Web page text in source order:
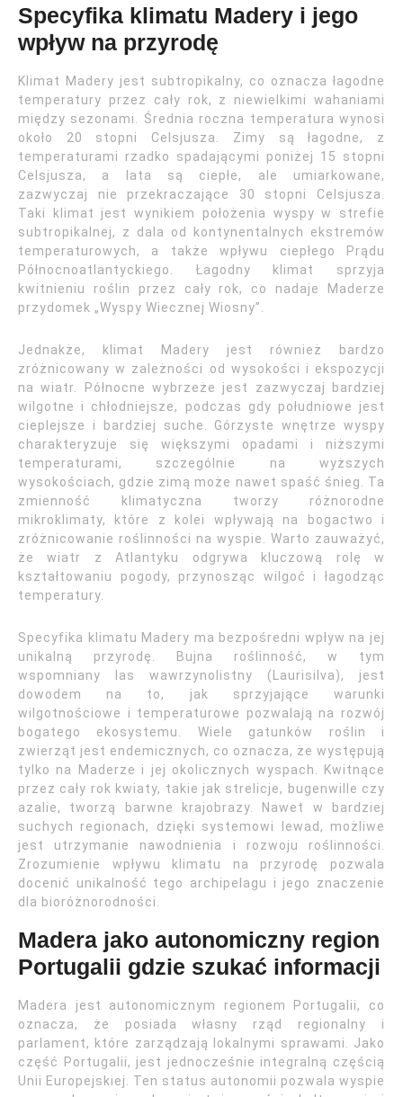
Specyfika klimatu Madery i jego
wpływ na przyrodę
Klimat Madery jest subtropikalny, co oznacza łagodne
temperatury przez cały rok, z niewielkimi wahaniami
między sezonami. Średnia roczna temperatura wynosi
około 20 stopni Celsjusza. Zimy są łagodne, z
temperaturami rzadko spadającymi poniżej 15 stopni
Celsjusza, a lata są ciepłe, ale umiarkowane,
zazwyczaj nie przekraczające 30 stopni Celsjusza.
Taki klimat jest wynikiem położenia wyspy w strefie
subtropikalnej, z dala od kontynentalnych ekstremów
temperaturowych, a także wpływu ciepłego Prądu
Północnoatlantyckiego. Łagodny klimat sprzyja
kwitnieniu roślin przez cały rok, co nadaje Maderze
przydomek „Wyspy Wiecznej Wiosny”.
Jednakże, klimat Madery jest również bardzo
zróżnicowany w zależności od wysokości i ekspozycji
na wiatr. Północne wybrzeże jest zazwyczaj bardziej
wilgotne i chłodniejsze, podczas gdy południowe jest
cieplejsze i bardziej suche. Górzyste wnętrze wyspy
charakteryzuje się większymi opadami i niższymi
temperaturami, szczególnie na wyższych
wysokościach, gdzie zimą może nawet spaść śnieg. Ta
zmienność klimatyczna tworzy różnorodne
mikroklimaty, które z kolei wpływają na bogactwo i
zróżnicowanie roślinności na wyspie. Warto zauważyć,
że wiatr z Atlantyku odgrywa kluczową rolę w
kształtowaniu pogody, przynosząc wilgoć i łagodząc
temperatury.
Specyfika klimatu Madery ma bezpośredni wpływ na jej
unikalną przyrodę. Bujna roślinność, w tym
wspomniany las wawrzynolistny (Laurisilva), jest
dowodem na to, jak sprzyjające warunki
wilgotnościowe i temperaturowe pozwalają na rozwój
bogatego ekosystemu. Wiele gatunków roślin i
zwierząt jest endemicznych, co oznacza, że występują
tylko na Maderze i jej okolicznych wyspach. Kwitnące
przez cały rok kwiaty, takie jak strelicje, bugenwille czy
azalie, tworzą barwne krajobrazy. Nawet w bardziej
suchych regionach, dzięki systemowi lewad, możliwe
jest utrzymanie nawodnienia i rozwoju roślinności.
Zrozumienie wpływu klimatu na przyrodę pozwala
docenić unikalność tego archipelagu i jego znaczenie
dla bioróżnorodności.
Madera jako autonomiczny region
Portugalii gdzie szukać informacji
Madera jest autonomicznym regionem Portugalii, co
oznacza, że posiada własny rząd regionalny i
parlament, które zarządzają lokalnymi sprawami. Jako
część Portugalii, jest jednocześnie integralną częścią
Unii Europejskiej. Ten status autonomii pozwala wyspie